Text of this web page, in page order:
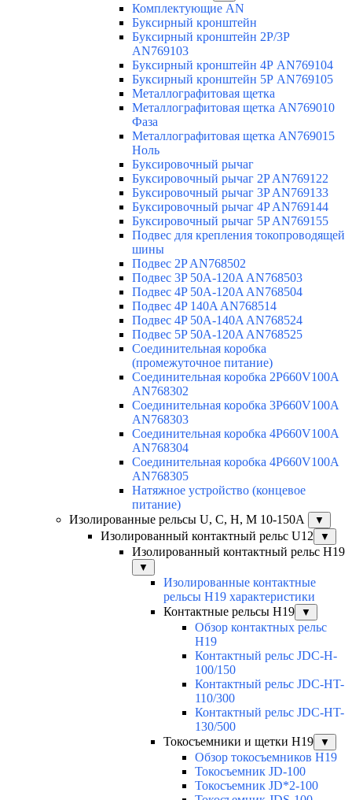
Комплектующие AN
Буксирный кронштейн
Буксирный кронштейн 2Р/3Р
AN769103
Буксирный кронштейн 4Р AN769104
Буксирный кронштейн 5Р AN769105
Металлографитовая щетка
Металлографитовая щетка AN769010
Фаза
Металлографитовая щетка AN769015
Ноль
Буксировочный рычаг
Буксировочный рычаг 2P AN769122
Буксировочный рычаг 3P AN769133
Буксировочный рычаг 4P AN769144
Буксировочный рычаг 5P AN769155
Подвес для крепления токопроводящей
шины
Подвес 2P AN768502
Подвес 3P 50A-120A AN768503
Подвес 4P 50A-120A AN768504
Подвес 4P 140A AN768514
Подвес 4P 50A-140A AN768524
Подвес 5P 50A-120A AN768525
Соединительная коробка
(промежуточное питание)
Соединительная коробка 2P660V100A
AN768302
Соединительная коробка 3P660V100A
AN768303
Соединительная коробка 4P660V100A
AN768304
Соединительная коробка 4P660V100A
AN768305
Натяжное устройство (концевое
питание)
Изолированные рельсы U, C, H, M 10-150А
▼
Изолированный контактный рельс U12 ▼
Изолированный контактный рельс Н19
▼
Изолированные контактные
рельсы Н19 характеристики
Контактные рельсы H19
▼
Обзор контактных рельс
H19
Контактный рельс JDC-H-
100/150
Контактный рельс JDC-HT-
110/300
Контактный рельс JDC-HT-
130/500
Токосъемники и щетки H19
▼
Обзор токосъемников H19
Токосъемник JD-100
Токосъемник JD*2-100